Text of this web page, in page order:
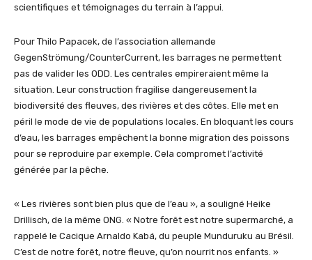
scientifiques et témoignages du terrain à l’appui.
Pour Thilo Papacek, de l’association allemande
GegenStrömung/CounterCurrent, les barrages ne permettent
pas de valider les ODD. Les centrales empireraient même la
situation. Leur construction fragilise dangereusement la
biodiversité des fleuves, des rivières et des côtes. Elle met en
péril le mode de vie de populations locales. En bloquant les cours
d’eau, les barrages empêchent la bonne migration des poissons
pour se reproduire par exemple. Cela compromet l’activité
générée par la pêche.
« Les rivières sont bien plus que de l’eau », a souligné Heike
Drillisch, de la même ONG. « Notre forêt est notre supermarché, a
rappelé le Cacique Arnaldo Kabá, du peuple Munduruku au Brésil.
C’est de notre forêt, notre fleuve, qu’on nourrit nos enfants. »